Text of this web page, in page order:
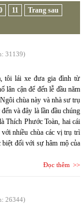
11
Trang sau
31139)
tôi lái xe đưa gia đình từ
lân cận để đến lễ đầu năm
chùa này và nhà sư trụ
và đây là lần đầu chúng
Thích Phước Toàn, hai cái
nhiều chùa các vị trụ trì
đối với sự hâm mộ của
Đọc thêm
26344)